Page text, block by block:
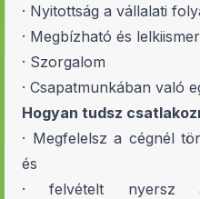
· Nyitottság a vállalati
· Megbízható és
· Szorgalom
· Csapatmunkában való
Hogyan tudsz
· Megfelelsz a cégnél
és
· felvételt nyersz